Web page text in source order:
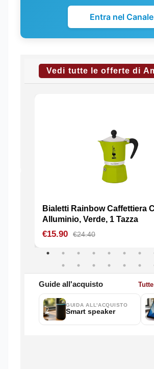
Entra nel Canale